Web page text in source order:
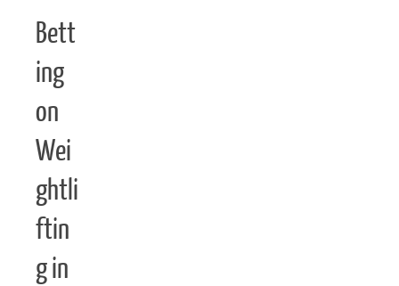
Bett
ing
on
Wei
ghtli
ftin
g in